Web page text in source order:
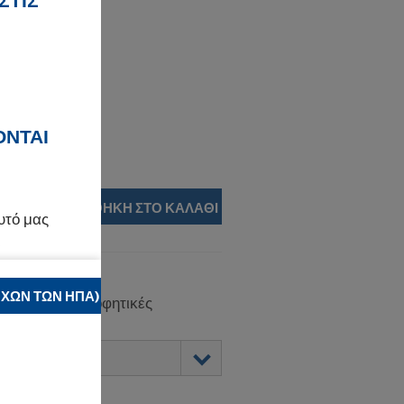
ΠΡΟΣΘΉΚΗ ΣΤΟ ΚΑΛΆΘΙ
για απορροφητικές
μας
σας
ΤΩΝ ΗΠΑ)